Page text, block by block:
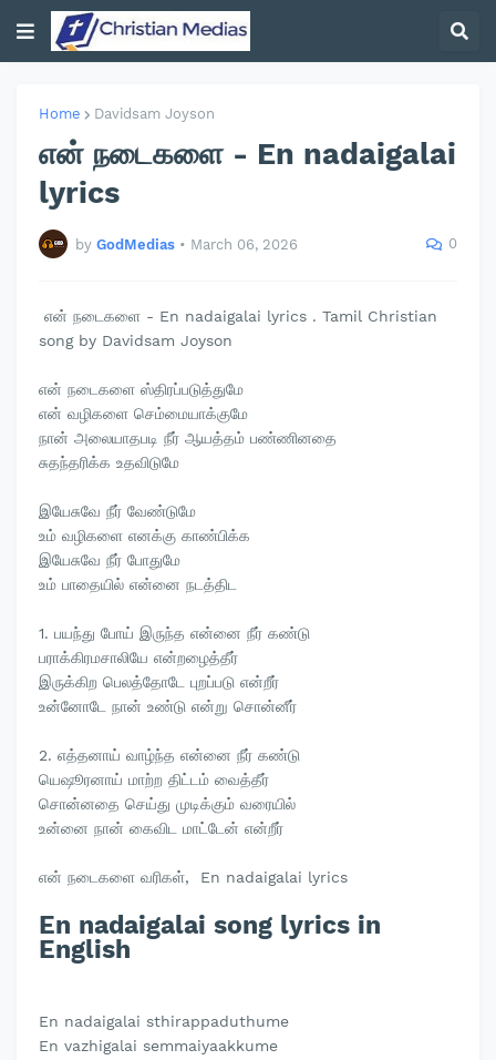
Home Davidsam Joyson
என் நடைகளை - En nadaigalai
lyrics
by GodMedias • March 06, 2026 0
என் நடைகளை - En nadaigalai lyrics . Tamil Christian
song by Davidsam Joyson
என் நடைகளை ஸ்திரப்படுத்துமே
என் வழிகளை செம்மையாக்குமே
நான் அலையாதபடி நீர் ஆயத்தம் பண்ணினதை
சுதந்தரிக்க உதவிடுமே
இயேசுவே நீர் வேண்டுமே
உம் வழிகளை எனக்கு காண்பிக்க
இயேசுவே நீர் போதுமே
உம் பாதையில் என்னை நடத்திட
1. பயந்து போய் இருந்த என்னை நீர் கண்டு
பராக்கிரமசாலியே என்றழைத்தீர்
இருக்கிற பெலத்தோடே புறப்படு என்றீர்
உன்னோடே நான் உண்டு என்று சொன்னீர்
2. எத்தனாய் வாழ்ந்த என்னை நீர் கண்டு
யெஷூரனாய் மாற்ற திட்டம் வைத்தீர்
சொன்னதை செய்து முடிக்கும் வரையில்
உன்னை நான் கைவிட மாட்டேன் என்றீர்
என் நடைகளை வரிகள், En nadaigalai lyrics
En nadaigalai song lyrics in
English
En nadaigalai sthirappaduthume
En vazhigalai semmaiyaakkume